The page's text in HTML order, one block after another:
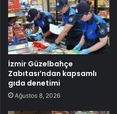
İzmir Güzelbahçe
Zabıtası’ndan kapsamlı
gıda denetimi
Ağustos 8, 2026